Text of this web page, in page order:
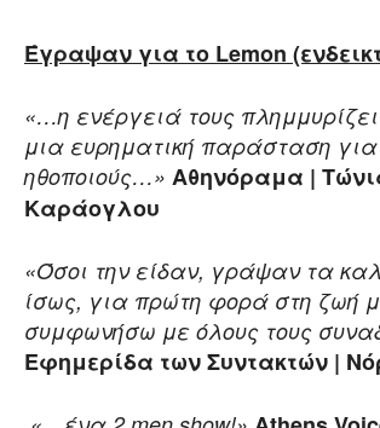
Έγραψαν για το Lemon
«…η ενέργειά τους
μια ευρηματική παράσταση για
ηθοποιούς…» Αθηνόραμα |
Καράογλου
«Όσοι την είδαν, γράψαν τα
ίσως, για πρώτη φορά στη ζωή
συμφωνήσω με όλους τους
Εφημερίδα των Συντακτών |